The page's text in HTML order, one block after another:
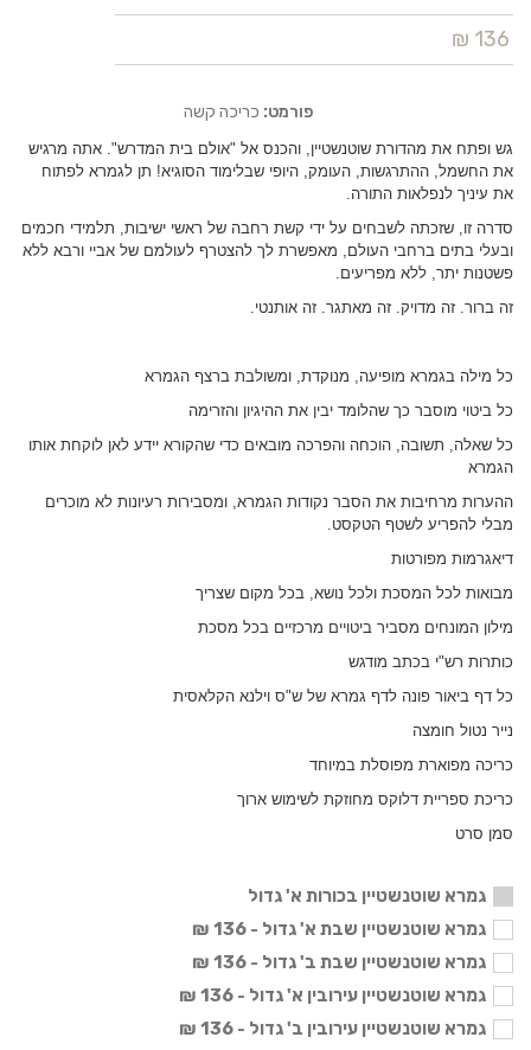
136 ₪
פורמט: כריכה קשה
גש ופתח את מהדורת שוטנשטיין, והכנס אל "אולם בית המדרש". אתה מרגיש
את החשמל, ההתרגשות, העומק, היופי שבלימוד הסוגיא! תן לגמרא לפתוח
את עיניך לנפלאות התורה.
סדרה זו, שזכתה לשבחים על ידי קשת רחבה של ראשי ישיבות, תלמידי חכמים
ובעלי בתים ברחבי העולם, מאפשרת לך להצטרף לעולמם של אביי ורבא ללא
פשטנות יתר, ללא מפריעים.
זה ברור. זה מדויק. זה מאתגר. זה אותנטי.
כל מילה בגמרא מופיעה, מנוקדת, ומשולבת ברצף הגמרא
כל ביטוי מוסבר כך שהלומד יבין את ההיגיון והזרימה
כל שאלה, תשובה, הוכחה והפרכה מובאים כדי שהקורא יידע לאן לוקחת אותו
הגמרא
ההערות מרחיבות את הסבר נקודות הגמרא, ומסבירות רעיונות לא מוכרים
מבלי להפריע לשטף הטקסט.
דיאגרמות מפורטות
מבואות לכל המסכת ולכל נושא, בכל מקום שצריך
מילון המונחים מסביר ביטויים מרכזיים בכל מסכת
כותרות רש"י בכתב מודגש
כל דף ביאור פונה לדף גמרא של ש"ס וילנא הקלאסית
נייר נטול חומצה
כריכה מפוארת מפוסלת במיוחד
כריכת ספריית דלוקס מחוזקת לשימוש ארוך
סמן סרט
גמרא שוטנשטיין בכורות א' גדול
גמרא שוטנשטיין שבת א' גדול - 136 ₪
גמרא שוטנשטיין שבת ב' גדול - 136 ₪
גמרא שוטנשטיין עירובין א' גדול - 136 ₪
גמרא שוטנשטיין עירובין ב' גדול - 136 ₪